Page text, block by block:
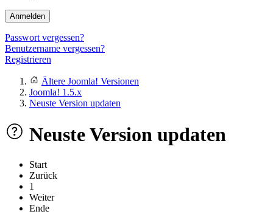
Anmelden
Passwort vergessen?
Benutzername vergessen?
Registrieren
Ältere Joomla! Versionen
Joomla! 1.5.x
Neuste Version updaten
Neuste Version updaten
Start
Zurück
1
Weiter
Ende